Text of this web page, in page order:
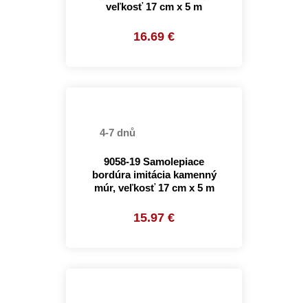
veľkosť 17 cm x 5 m
16.69 €
4-7 dnů
9058-19 Samolepiace
bordúra imitácia kamenný
múr, veľkosť 17 cm x 5 m
15.97 €